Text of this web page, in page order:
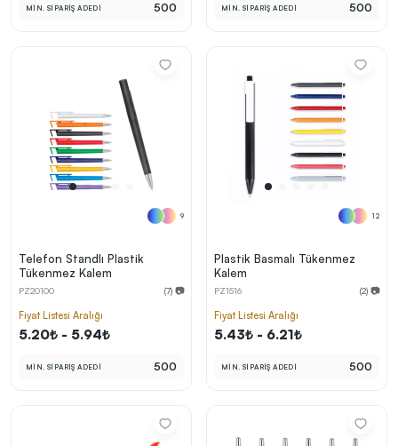
MİN. SİPARİŞ ADEDİ 500 MİN. SİPARİŞ ADEDİ 500
9
Telefon Standlı Plastik
Tükenmez Kalem
PZ20100 (7) 📷
Fiyat Listesi Aralığı
5.20₺ - 5.94₺
MİN. SİPARİŞ ADEDİ 500
12
Plastik Basmalı Tükenmez
Kalem
PZ1516 (2) 📷
Fiyat Listesi Aralığı
5.43₺ - 6.21₺
MİN. SİPARİŞ ADEDİ 500